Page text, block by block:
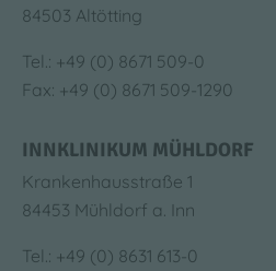
84503 Altötting
Tel.: +49 (0) 8671 509-0
Fax: +49 (0) 8671 509-1290
INNKLINIKUM MÜHLDORF
Krankenhausstraße 1
84453 Mühldorf a. Inn
Tel.: +49 (0) 8631 613-0